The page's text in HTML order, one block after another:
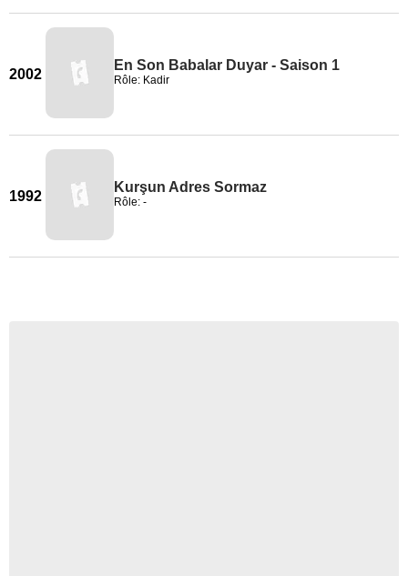
2002
En Son Babalar Duyar - Saison 1
Rôle: Kadir
1992
Kurşun Adres Sormaz
Rôle: -